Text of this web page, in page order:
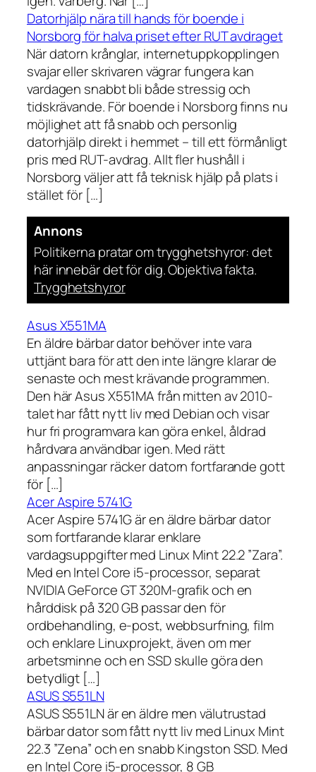
Datorhjälp nära till hands för boende i
Norsborg för halva priset efter RUT avdraget
När datorn krånglar, internetuppkopplingen
svajar eller skrivaren vägrar fungera kan
vardagen snabbt bli både stressig och
tidskrävande. För boende i Norsborg finns nu
möjlighet att få snabb och personlig
datorhjälp direkt i hemmet – till ett förmånligt
pris med RUT-avdrag. Allt fler hushåll i
Norsborg väljer att få teknisk hjälp på plats i
stället för […]
Annons
Politikerna pratar om trygghetshyror: det
här innebär det för dig. Objektiva fakta.
Trygghetshyror
Asus X551MA
En äldre bärbar dator behöver inte vara
uttjänt bara för att den inte längre klarar de
senaste och mest krävande programmen.
Den här Asus X551MA från mitten av 2010-
talet har fått nytt liv med Debian och visar
hur fri programvara kan göra enkel, åldrad
hårdvara användbar igen. Med rätt
anpassningar räcker datorn fortfarande gott
för […]
Acer Aspire 5741G
Acer Aspire 5741G är en äldre bärbar dator
som fortfarande klarar enklare
vardagsuppgifter med Linux Mint 22.2 ”Zara”.
Med en Intel Core i5-processor, separat
NVIDIA GeForce GT 320M-grafik och en
hårddisk på 320 GB passar den för
ordbehandling, e-post, webbsurfning, film
och enklare Linuxprojekt, även om mer
arbetsminne och en SSD skulle göra den
betydligt […]
ASUS S551LN
ASUS S551LN är en äldre men välutrustad
bärbar dator som fått nytt liv med Linux Mint
22.3 ”Zena” och en snabb Kingston SSD. Med
en Intel Core i5-processor, 8 GB